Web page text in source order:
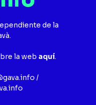
de la
la web aquí.
/